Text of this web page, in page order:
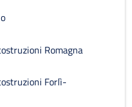
Romagna
Forlì-